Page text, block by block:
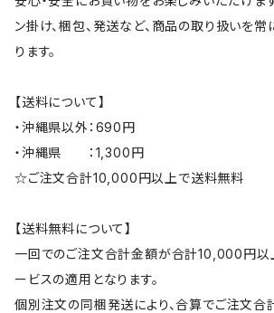
ン掛け、梱包、発送など、商品の取り扱いを
ります。
【送料について】
・沖縄県以外：690円
・沖縄県 ：1,300円
☆ご注文合計10,000円以上で送料無料
【送料無料について】
一回でのご注文合計金額が合計10,000円以
ービスの適用となります。
個別注文の同梱発送により、合算でご注文